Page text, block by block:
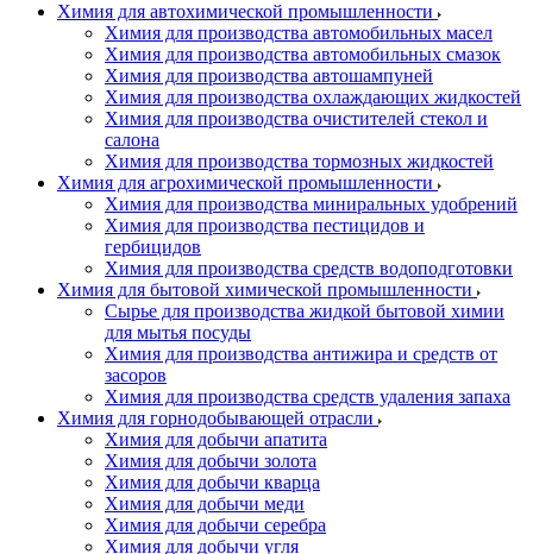
Химия для автохимической промышленности
Химия для производства автомобильных масел
Химия для производства автомобильных смазок
Химия для производства автошампуней
Химия для производства охлаждающих жидкостей
Химия для производства очистителей стекол и
салона
Химия для производства тормозных жидкостей
Химия для агрохимической промышленности
Химия для производства миниральных удобрений
Химия для производства пестицидов и
гербицидов
Химия для производства средств водоподготовки
Химия для бытовой химической промышленности
Сырье для производства жидкой бытовой химии
для мытья посуды
Химия для производства антижира и средств от
засоров
Химия для производства средств удаления запаха
Химия для горнодобывающей отрасли
Химия для добычи апатита
Химия для добычи золота
Химия для добычи кварца
Химия для добычи меди
Химия для добычи серебра
Химия для добычи угля